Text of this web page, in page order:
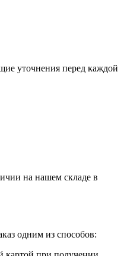
уточнения перед каждой
на нашем складе в
одним из способов: